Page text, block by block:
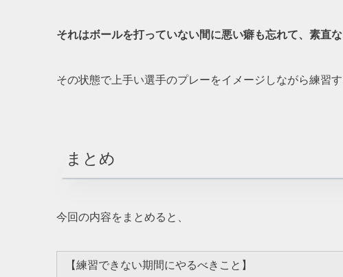
それはボールを打っていない間に悪い癖も忘れて、素直
その状態で上手い選手のプレーをイメージしながら練習
まとめ
今回の内容をまとめると、
【練習できない期間にやるべきこと】